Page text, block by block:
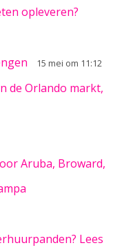
opleveren?
15 mei om 11:12
de Orlando markt,
Aruba, Broward,
Lees